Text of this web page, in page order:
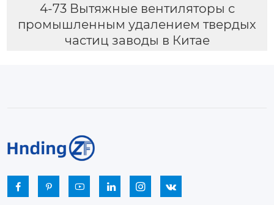
4-73 Вытяжные вентиляторы с
промышленным удалением твердых
частиц заводы в Китае
     